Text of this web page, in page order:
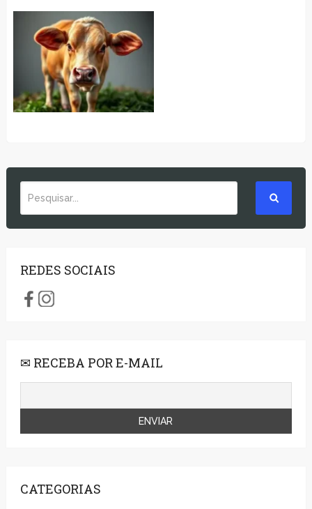
REDES SOCIAIS
✉ RECEBA POR E-MAIL
CATEGORIAS